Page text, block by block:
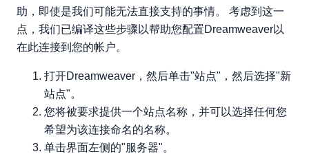
助，即使是我们可能无法直接支持的事情。 考虑到这一
点，我们已编译这些步骤以帮助您配置Dreamweaver以
在此连接到您的帐户。
打开Dreamweaver，然后单击"站点"，然后选择"新
站点"。
您将被要求提供一个站点名称，并可以选择任何您
希望为该连接命名的名称。
单击界面左侧的"服务器"。